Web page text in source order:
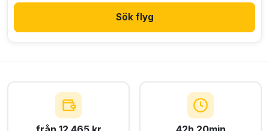
Sök flyg